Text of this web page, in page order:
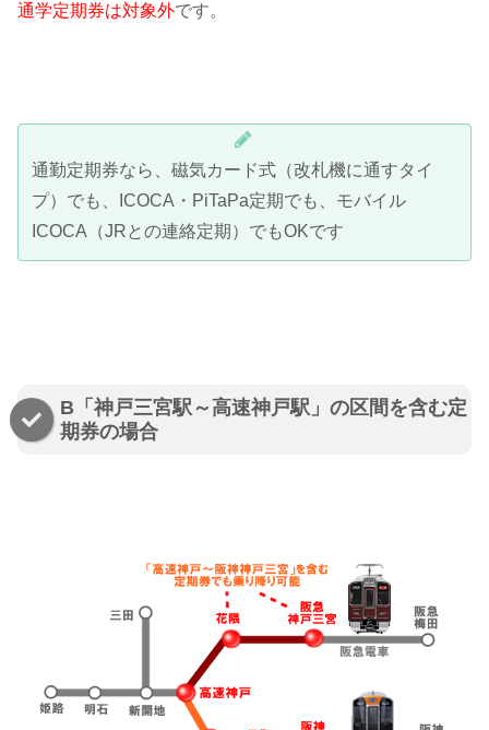
通学定期券は対象外です。
通勤定期券なら、磁気カード式（改札機に通すタイ
プ）でも、ICOCA・PiTaPa定期でも、モバイル
ICOCA（JRとの連絡定期）でもOKです
B「神戸三宮駅～高速神戸駅」の区間を含む定
期券の場合